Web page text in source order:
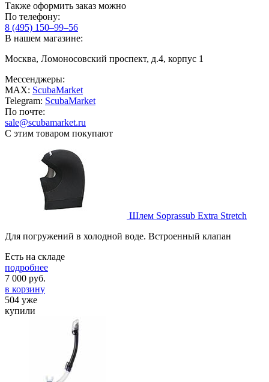
Также оформить заказ можно
По телефону:
8 (495) 150–99–56
В нашем магазине:
Москва, Ломоносовский проспект, д.4, корпус 1
Мессенджеры:
MAX: ScubaMarket
Telegram: ScubaMarket
По почте:
sale@scubamarket.ru
С этим товаром покупают
Шлем Soprassub Extra Stretch
Для погружений в холодной воде. Встроенный клапан
Есть на складе
подробнее
7 000 руб.
в корзину
504 уже
купили